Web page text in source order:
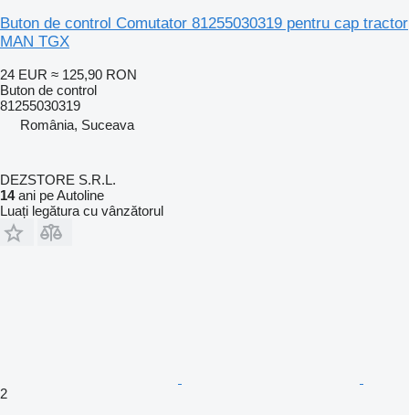
Buton de control Comutator 81255030319 pentru cap tractor
MAN TGX
24 EUR ≈ 125,90 RON
Buton de control
81255030319
România, Suceava
DEZSTORE S.R.L.
14ani pe Autoline
Luați legătura cu vânzătorul
2